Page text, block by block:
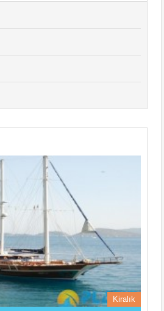
Kiralık